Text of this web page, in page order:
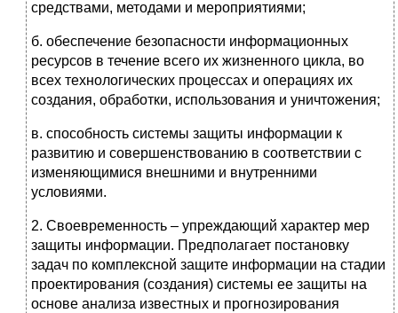
средствами, методами и мероприятиями;
б. обеспечение безопасности информационных
ресурсов в течение всего их жизненного цикла, во
всех технологических процессах и операциях их
создания, обработки, использования и уничтожения;
в. способность системы защиты информации к
развитию и совершенствованию в соответствии с
изменяющимися внешними и внутренними
условиями.
2. Своевременность – упреждающий характер мер
защиты информации. Предполагает постановку
задач по комплексной защите информации на стадии
проектирования (создания) системы ее защиты на
основе анализа известных и прогнозирования